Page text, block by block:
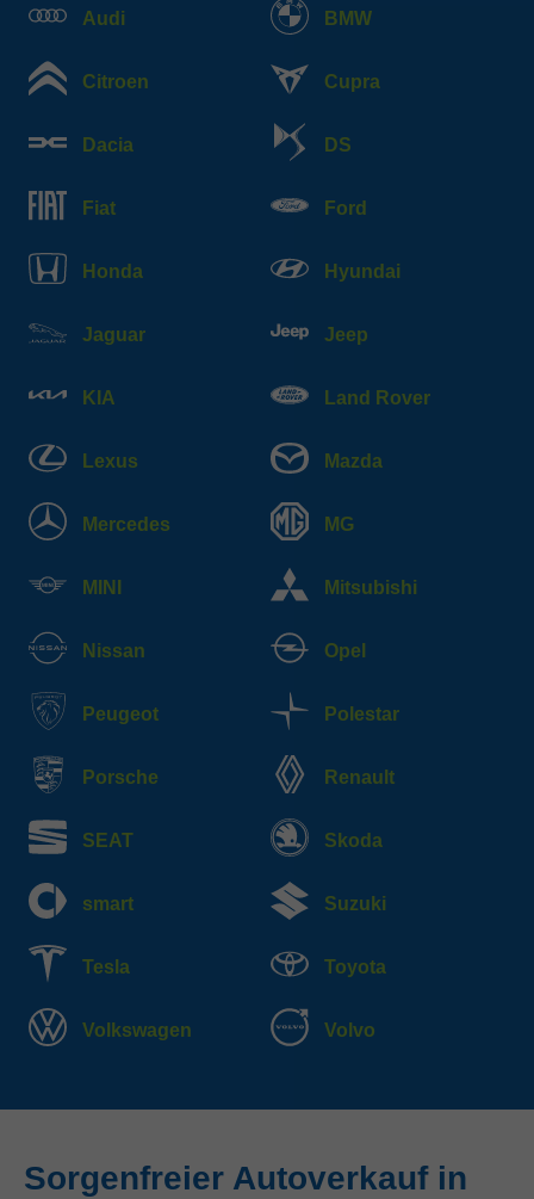
Audi BMW
Citroen Cupra
Dacia DS
Fiat Ford
Honda Hyundai
Jaguar Jeep
KIA Land Rover
Lexus Mazda
Mercedes MG
MINI Mitsubishi
Nissan Opel
Peugeot Polestar
Porsche Renault
SEAT Skoda
smart Suzuki
Tesla Toyota
Volkswagen Volvo
Sorgenfreier Autoverkauf in